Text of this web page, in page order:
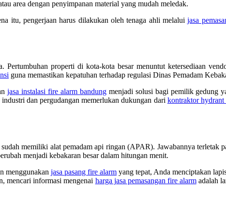
area dengan penyimpanan material yang mudah meledak.
itu, pengerjaan harus dilakukan oleh tenaga ahli melaluijasa
Pertumbuhan properti di kota-kota besar menuntut ketersediaan
guna memastikan kepatuhan terhadap regulasi Dinas Pemadam
jasa instalasi fire alarm bandungmenjadi solusi bagi pemilik gedung
dan pergudangan memerlukan dukungan dari kontraktor hydrant
memiliki alat pemadam api ringan (APAR). Jawabannya terletak
menjadi kebakaran besar dalam hitungan menit.
menggunakan jasa pasang fire alarm yang tepat, Anda menciptakan
mencari informasi mengenai harga jasa pemasangan fire alarmadalah